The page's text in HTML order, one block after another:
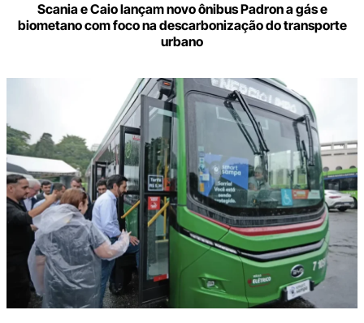
Scania e Caio lançam novo ônibus Padron a gás e
biometano com foco na descarbonização do transporte
urbano